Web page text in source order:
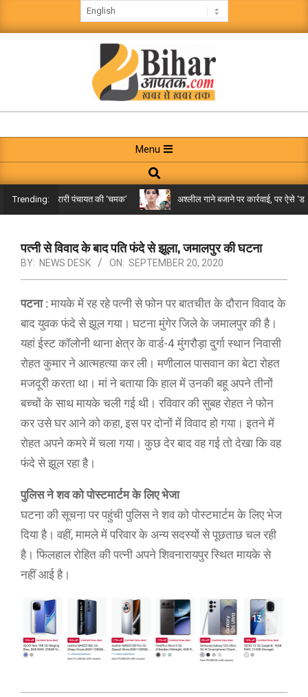
to
BIHAR
AAPTAK
Navigation
Menu
Menu
Search
Trending:
तक पहुंची गरारी पंचायत की ‘चमक’ अश्लील गाने बजाने पर कार्रवाई, पर ऐसे ‘डबल
पत्नी से विवाद के बाद पति फंदे से झूला, जमालपुर की घटना
BY: NEWS DESK ON: SEPTEMBER 20, 2020
पटना : मायके में रह रहे पत्नी से फोन पर बातचीत के दौरान विवाद के
बाद युवक फंदे से झूल गया। घटना मुंगेर जिले के जमालपुर की है।
यहां ईस्ट कॉलोनी थाना क्षेत्र के वार्ड-4 मुंगरौड़ा दुर्गा स्थान निवासी
रोहत कुमार ने आत्महत्या कर ली। मणीलाल पासवान का बेटा रोहत
मजदूरी करता था। मां ने बताया कि हाल में उनकी बहू अपने तीनों
बच्चों के साथ मायके चली गई थी। रविवार की सुबह रोहत ने फोन
कर उसे घर आने को कहा, इस पर दोनों में विवाद हो गया। इतने में
रोहत अपने कमरे में चला गया। कुछ देर बाद वह गई तो देखा कि वह
फंदे से झूल रहा है।
पुलिस ने शव को पोस्टमार्टम के लिए भेजा
घटना की सूचना पर पहुंची पुलिस ने शव को पोस्टमार्टम के लिए भेज
दिया है। वहीं, मामले में परिवार के अन्य सदस्यों से पूछताछ चल रही
है। फिलहाल रोहित की पत्नी अपने शिवनारायपुर स्थित मायके से
नहीं आई है।